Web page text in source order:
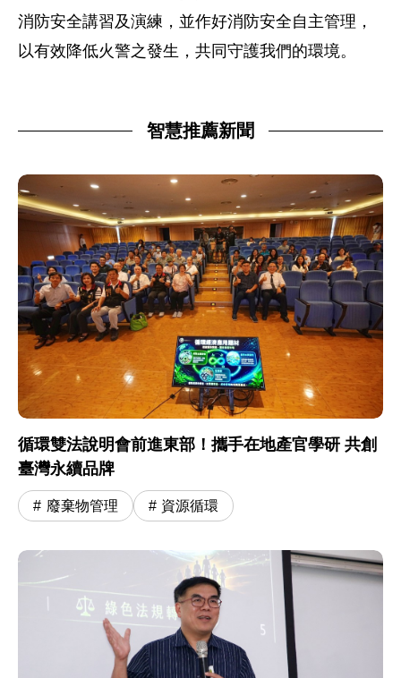
消防安全講習及演練，並作好消防安全自主管理，
以有效降低火警之發生，共同守護我們的環境。
智慧推薦新聞
循環雙法說明會前進東部！攜手在地產官學研 共創
臺灣永續品牌
廢棄物管理 資源循環